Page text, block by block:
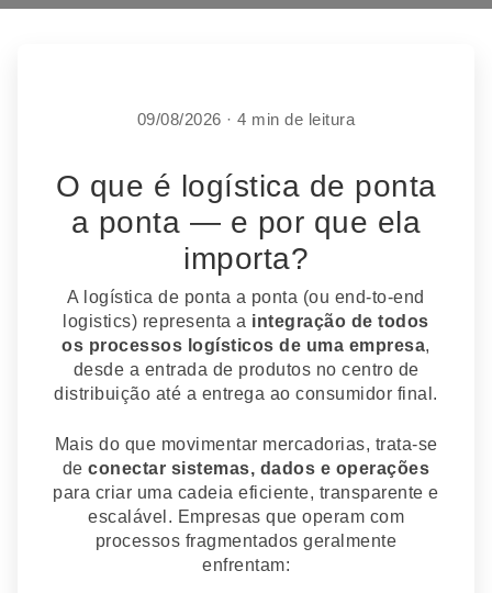
09/08/2026 · 4 min de leitura
O que é logística de ponta
a ponta — e por que ela
importa?
A logística de ponta a ponta (ou end-to-end
logistics) representa a integração de todos
os processos logísticos de uma empresa,
desde a entrada de produtos no centro de
distribuição até a entrega ao consumidor final.
Mais do que movimentar mercadorias, trata-se
deconectar sistemas, dados e operações
para criar uma cadeia eficiente, transparente e
escalável. Empresas que operam com
processos fragmentados geralmente
enfrentam: